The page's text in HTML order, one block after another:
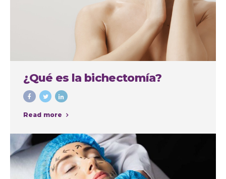
¿Qué es la bichectomía?
Read more